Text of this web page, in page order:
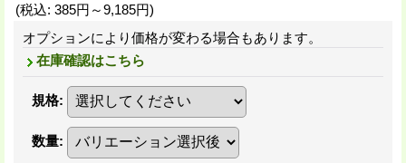
(税込: 385円～9,185円)
オプションにより価格が変わる場合もあります。
在庫確認はこちら
規格:
数量: